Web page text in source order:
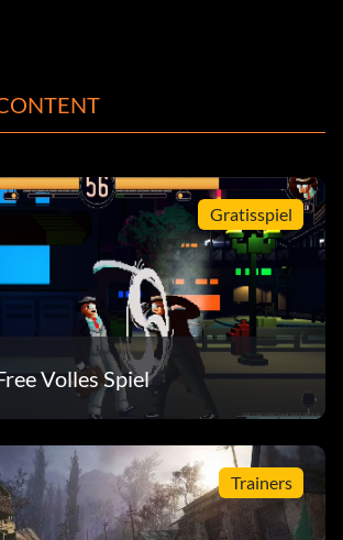
Gratisspiel
Volles Spiel
Trainers